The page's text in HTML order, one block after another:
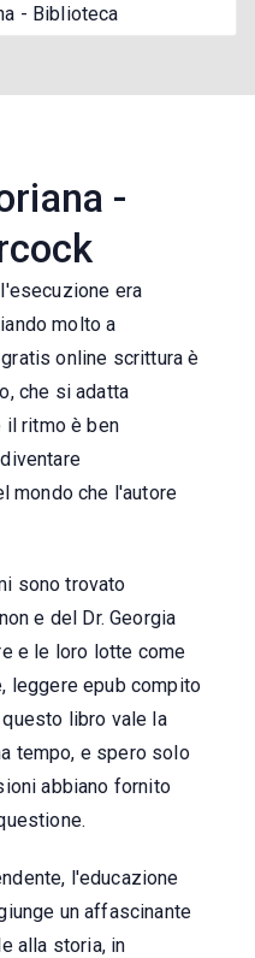
- Biblioteca
-
era
molto a
online scrittura è
che si adatta
il ritmo è ben
mondo che l'autore
sono trovato
e del Dr. Georgia
e le loro lotte come
leggere epub compito
libro vale la
tempo, e spero solo
abbiano fornito
l'educazione
un affascinante
alla storia, in